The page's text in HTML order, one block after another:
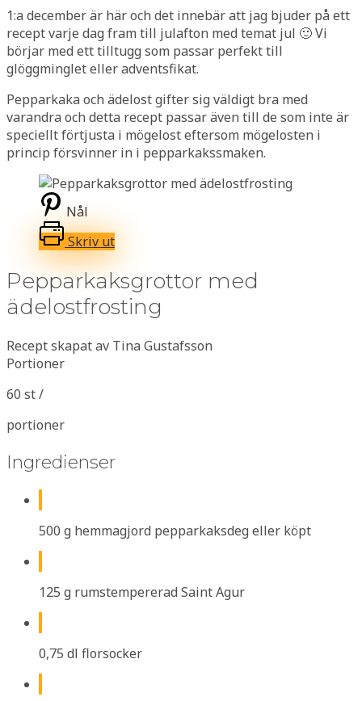
1:a december är här och det innebär att jag bjuder på ett
recept varje dag fram till julafton med temat jul 🙂 Vi
börjar med ett tilltugg som passar perfekt till
glöggminglet eller adventsfikat.
Pepparkaka och ädelost gifter sig väldigt bra med
varandra och detta recept passar även till de som inte är
speciellt förtjusta i mögelost eftersom mögelosten i
princip försvinner in i pepparkakssmaken.
Nål
Skriv ut
Pepparkaksgrottor med
ädelostfrosting
Recept skapat av Tina Gustafsson
Portioner
60 st /
portioner
Ingredienser
500 g hemmagjord pepparkaksdeg eller köpt
125 g rumstempererad Saint Agur
0,75 dl florsocker